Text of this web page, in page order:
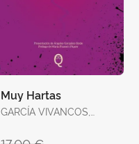
Muy Hartas
GARCÍA VIVANCOS,